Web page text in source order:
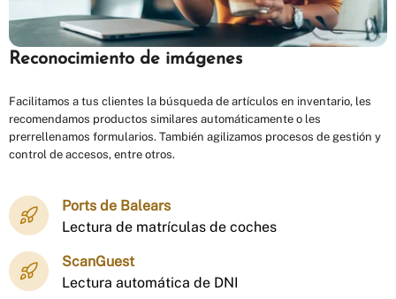
Reconocimiento de imágenes
Facilitamos a tus clientes la búsqueda de artículos en inventario, les
recomendamos productos similares automáticamente o les
prerrellenamos formularios. También agilizamos procesos de gestión y
control de accesos, entre otros.
Ports de Balears
Lectura de matrículas de coches
ScanGuest
Lectura automática de DNI